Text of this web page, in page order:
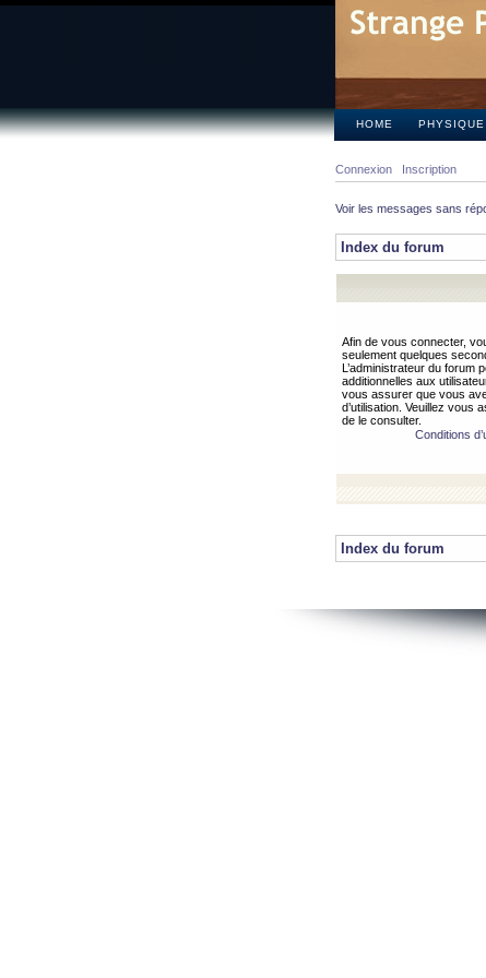
HOME PHYSIQUE
Connexion Inscription
Voir les messages sans
Index du forum
Afin de vous connecter,
seulement quelques
L’administrateur du forum
additionnelles aux
vous assurer que vous
d’utilisation. Veuillez vous
de le consulter.
Conditions
Index du forum